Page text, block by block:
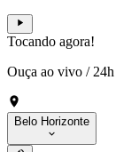
Tocando agora!
Ouça ao vivo / 24h
Belo Horizonte